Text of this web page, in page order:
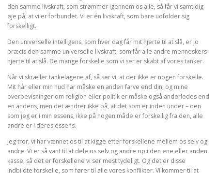
den samme livskraft, som strømmer igennem os alle, så får vi samtidig
øje på, at vi er forbundet. Vi er én livskraft, som bare udfolder sig
forskelligt.
Den universelle intelligens, som hver dag får mit hjerte til at slå, er jo
præcis den samme universelle livskraft, som får alle andre menneskers
hjerte til at slå. De mange forskelle som vi ser er skabt af vores tanker.
Når vi skræller tankelagene af, så ser vi, at der ikke er nogen forskelle.
Mit hår eller min hud har måske en anden farve end din, og mine
overbevisninger om religion eller politik er måske også anderledes end
en andens, men det ændrer ikke på, at det som er inden under – den
som jeg er i min essens, ikke på nogen måde er forskellig fra den, alle
andre er i deres essens.
Jeg tror, vi har vænnet os til at kigge efter forskellene mellem os selv og
andre. Vi er så vant til at dele os selv og andre op i den ene eller anden
kasse, så det er forskellene vi ser mest tydeligt. Og det er disse
indbildte forskelle, som fører til alle vores konflikter. Vi kommer til at